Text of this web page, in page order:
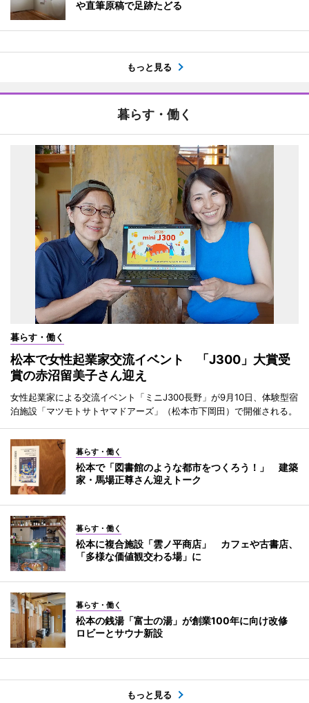
や直筆原稿で足跡たどる
もっと見る
暮らす・働く
暮らす・働く
松本で女性起業家交流イベント 「J300」大賞受
賞の赤沼留美子さん迎え
女性起業家による交流イベント「ミニJ300長野」が9月10日、体験型宿
泊施設「マツモトサトヤマドアーズ」（松本市下岡田）で開催される。
暮らす・働く
松本で「図書館のような都市をつくろう！」 建築
家・馬場正尊さん迎えトーク
暮らす・働く
松本に複合施設「雲ノ平商店」 カフェや古書店、
「多様な価値観交わる場」に
暮らす・働く
松本の銭湯「富士の湯」が創業100年に向け改修
ロビーとサウナ新設
もっと見る